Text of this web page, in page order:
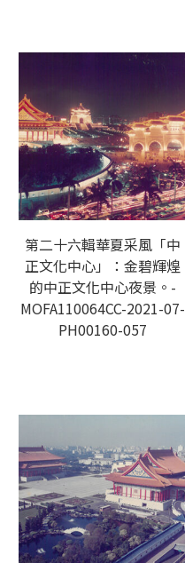
第二十六輯華夏采風「中
正文化中心」：金碧輝煌
的中正文化中心夜景。-
MOFA110064CC-2021-07-
PH00160-057